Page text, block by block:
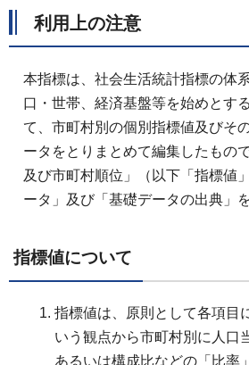
利用上の注意
本指標は、社会生活統計指標の体
口・世帯、経済基盤等を始めとす
て、市町村別の個別指標値及びそ
ータをとりまとめて編集したもの
及び市町村順位」（以下「指標値
ータ」及び「基礎データの出典」
指標値について
指標値は、原則として各項目
いう観点から市町村別に人口
あるいは構成比などの「比率